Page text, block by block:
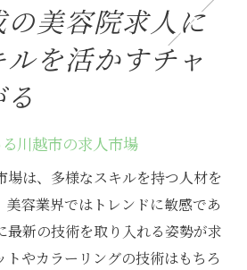
トを切るための求人応募のポ
タッフの声から見える求人の
アップ！川越市今成で理想の
プを目指す美容師のためのア
美容院で働くメリットとは
美容院求人に
を活かすチャ
川越市の求人市場
場は、多様なスキルを持つ人材を
美容業界ではトレンドに敏感であ
最新の技術を取り入れる姿勢が求
トやカラーリングの技術はもちろ